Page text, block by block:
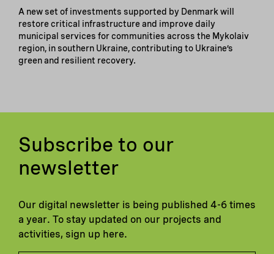
A new set of investments supported by Denmark will
restore critical infrastructure and improve daily
municipal services for communities across the Mykolaiv
region, in southern Ukraine, contributing to Ukraine’s
green and resilient recovery.
Subscribe to our
newsletter
Our digital newsletter is being published 4-6 times
a year. To stay updated on our projects and
activities, sign up here.